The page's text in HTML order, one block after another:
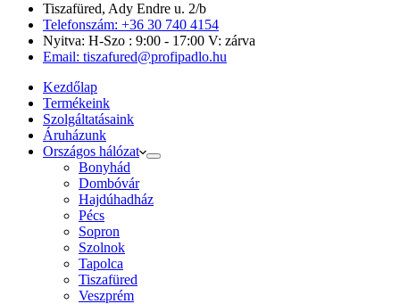
Tiszafüred, Ady Endre u. 2/b
Telefonszám: +36 30 740 4154
Nyitva: H-Szo : 9:00 - 17:00 V: zárva
Email: tiszafured@profipadlo.hu
Kezdőlap
Termékeink
Szolgáltatásaink
Áruházunk
Országos hálózat
Bonyhád
Dombóvár
Hajdúhadház
Pécs
Sopron
Szolnok
Tapolca
Tiszafüred
Veszprém